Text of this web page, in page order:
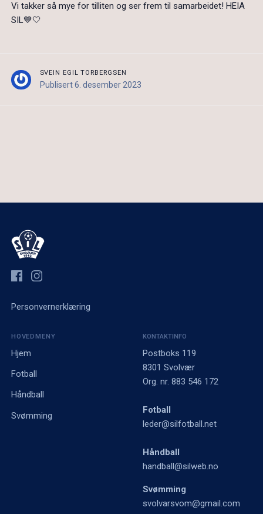
Vi takker så mye for tilliten og ser frem til samarbeidet! HEIA
SIL💙🤍
SVEIN EGIL TORBERGSEN
Publisert 6. desember 2023
Personvernerklæring
HOVEDMENY
Hjem
Fotball
Håndball
Svømming
KONTAKTINFO
Postboks 119
8301 Svolvær
Org. nr. 883 546 172
Fotball
leder@silfotball.net
Håndball
handball@silweb.no
Svømming
svolvarsvom@gmail.com